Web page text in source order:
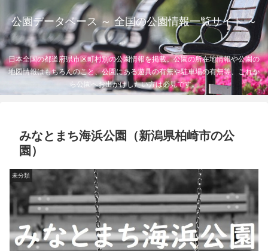
公園データベース ～ 全国の公園情報一覧サイト ～
日本全国の都道府県市区町村別の公園情報を掲載。公園の所在地情報や公園の
地図情報はもちろんのこと、公園にある遊具の有無や駐車場の有無等、これか
ら公園へお出かけしたい方は必見です。
みなとまち海浜公園（新潟県柏崎市の公
園）
未分類